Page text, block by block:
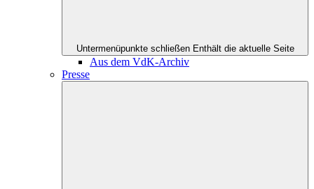
Untermenüpunkte schließen Enthält die aktuelle Seite
Aus dem VdK-Archiv
Presse